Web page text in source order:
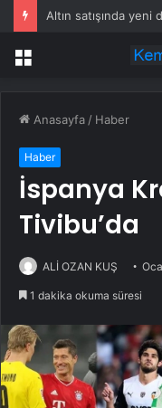
Altın satışında yeni
Menü
Anasayfa / Haber
Haber
İspanya
Tivibu’da
ALİ OZAN KUŞ
1 dakika okuma süresi